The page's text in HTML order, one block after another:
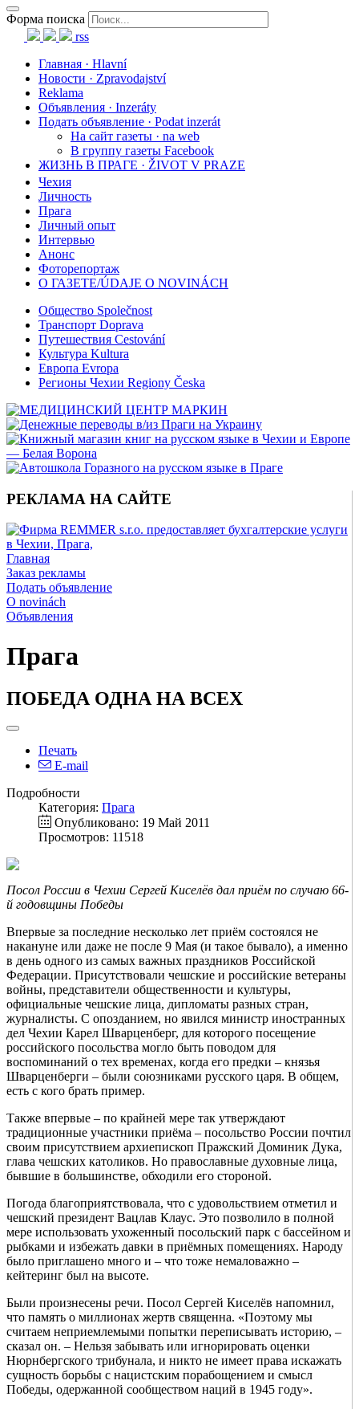
Форма поиска
rss
Главная · Hlavní
Новости · Zpravodajství
Reklama
Объявления · Inzeráty
Подать объявление · Podat inzerát
На сайт газеты · na web
В группу газеты Facebook
ЖИЗНЬ В ПРАГЕ · ŽIVOT V PRAZE
Чехия
Личность
Прага
Личный опыт
Интервью
Анонс
Фоторепортаж
О ГАЗЕТЕ/ÚDAJE O NOVINÁCH
Общество Společnost
Транспорт Doprava
Путешествия Cestování
Культура Kultura
Европа Evropa
Регионы Чехии Regiony Česka
РЕКЛАМА НА САЙТЕ
Главная
Заказ рекламы
Подать объявление
O novinách
Объявления
Прага
ПОБЕДА ОДНА НА ВСЕХ
Печать
E-mail
Подробности
Категория: Прага
Опубликовано: 19 Май 2011
Просмотров: 11518
Посол России в Чехии Сергей Киселёв дал приём по случаю 66-
й годовщины Победы
Впервые за последние несколько лет приём состоялся не
накануне или даже не после 9 Мая (и такое бывало), а именно
в день одного из самых важных праздников Российской
Федерации. Присутствовали чешские и российские ветераны
войны, представители общественности и культуры,
официальные чешские лица, дипломаты разных стран,
журналисты. С опозданием, но явился министр иностранных
дел Чехии Карел Шварценберг, для которого посещение
российского посольства могло быть поводом для
воспоминаний о тех временах, когда его предки – князья
Шварценберги – были союзниками русского царя. В общем,
есть с кого брать пример.
Также впервые – по крайней мере так утверждают
традиционные участники приёма – посольство России почтил
своим присутствием архиепископ Пражский Доминик Дука,
глава чешских католиков. Но православные духовные лица,
бывшие в большинстве, обходили его стороной.
Погода благоприятствовала, что с удовольствием отметил и
чешский президент Вацлав Клаус. Это позволило в полной
мере использовать ухоженный посольский парк с бассейном и
рыбками и избежать давки в приёмных помещениях. Народу
было приглашено много и – что тоже немаловажно –
кейтеринг был на высоте.
Были произнесены речи. Посол Сергей Киселёв напомнил,
что память о миллионах жертв священна. «Поэтому мы
считаем неприемлемыми попытки переписывать историю, –
сказал он. – Нельзя забывать или игнорировать оценки
Нюрнбергского трибунала, и никто не имеет права искажать
сущность борьбы с нацистским порабощением и смысл
Победы, одержанной сообществом наций в 1945 году».